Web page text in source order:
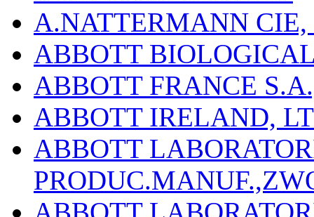
A.NATTERMANN
ABBOTT
ABBOTT FRANCE
ABBOTT IRELAND,
ABBOTT